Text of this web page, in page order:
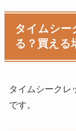
タイムシー
る？買える
タイムシークレ
です。